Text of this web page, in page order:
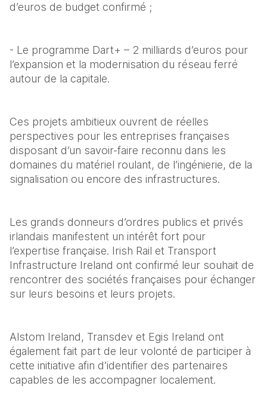
d’euros de budget confirmé ;
- Le programme Dart+ – 2 milliards d’euros pour
l’expansion et la modernisation du réseau ferré
autour de la capitale.
Ces projets ambitieux ouvrent de réelles
perspectives pour les entreprises françaises
disposant d’un savoir-faire reconnu dans les
domaines du matériel roulant, de l’ingénierie, de la
signalisation ou encore des infrastructures.
Les grands donneurs d’ordres publics et privés
irlandais manifestent un intérêt fort pour
l’expertise française. Irish Rail et Transport
Infrastructure Ireland ont confirmé leur souhait de
rencontrer des sociétés françaises pour échanger
sur leurs besoins et leurs projets.
Alstom Ireland, Transdev et Egis Ireland ont
également fait part de leur volonté de participer à
cette initiative afin d’identifier des partenaires
capables de les accompagner localement.